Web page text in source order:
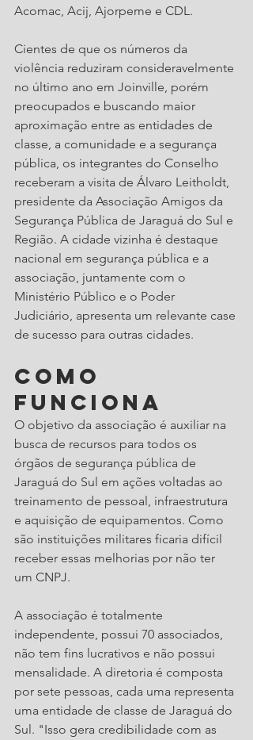
Acomac, Acij, Ajorpeme e CDL.
Cientes de que os números da
violência reduziram consideravelmente
no último ano em Joinville, porém
preocupados e buscando maior
aproximação entre as entidades de
classe, a comunidade e a segurança
pública, os integrantes do Conselho
receberam a visita de Álvaro Leitholdt,
presidente da Associação Amigos da
Segurança Pública de Jaraguá do Sul e
Região. A cidade vizinha é destaque
nacional em segurança pública e a
associação, juntamente com o
Ministério Público e o Poder
Judiciário, apresenta um relevante case
de sucesso para outras cidades.
Como
funciona
O objetivo da associação é auxiliar na
busca de recursos para todos os
órgãos de segurança pública de
Jaraguá do Sul em ações voltadas ao
treinamento de pessoal, infraestrutura
e aquisição de equipamentos. Como
são instituições militares ficaria difícil
receber essas melhorias por não ter
um CNPJ.
A associação é totalmente
independente, possui 70 associados,
não tem fins lucrativos e não possui
mensalidade. A diretoria é composta
por sete pessoas, cada uma representa
uma entidade de classe de Jaraguá do
Sul. "Isso gera credibilidade com as